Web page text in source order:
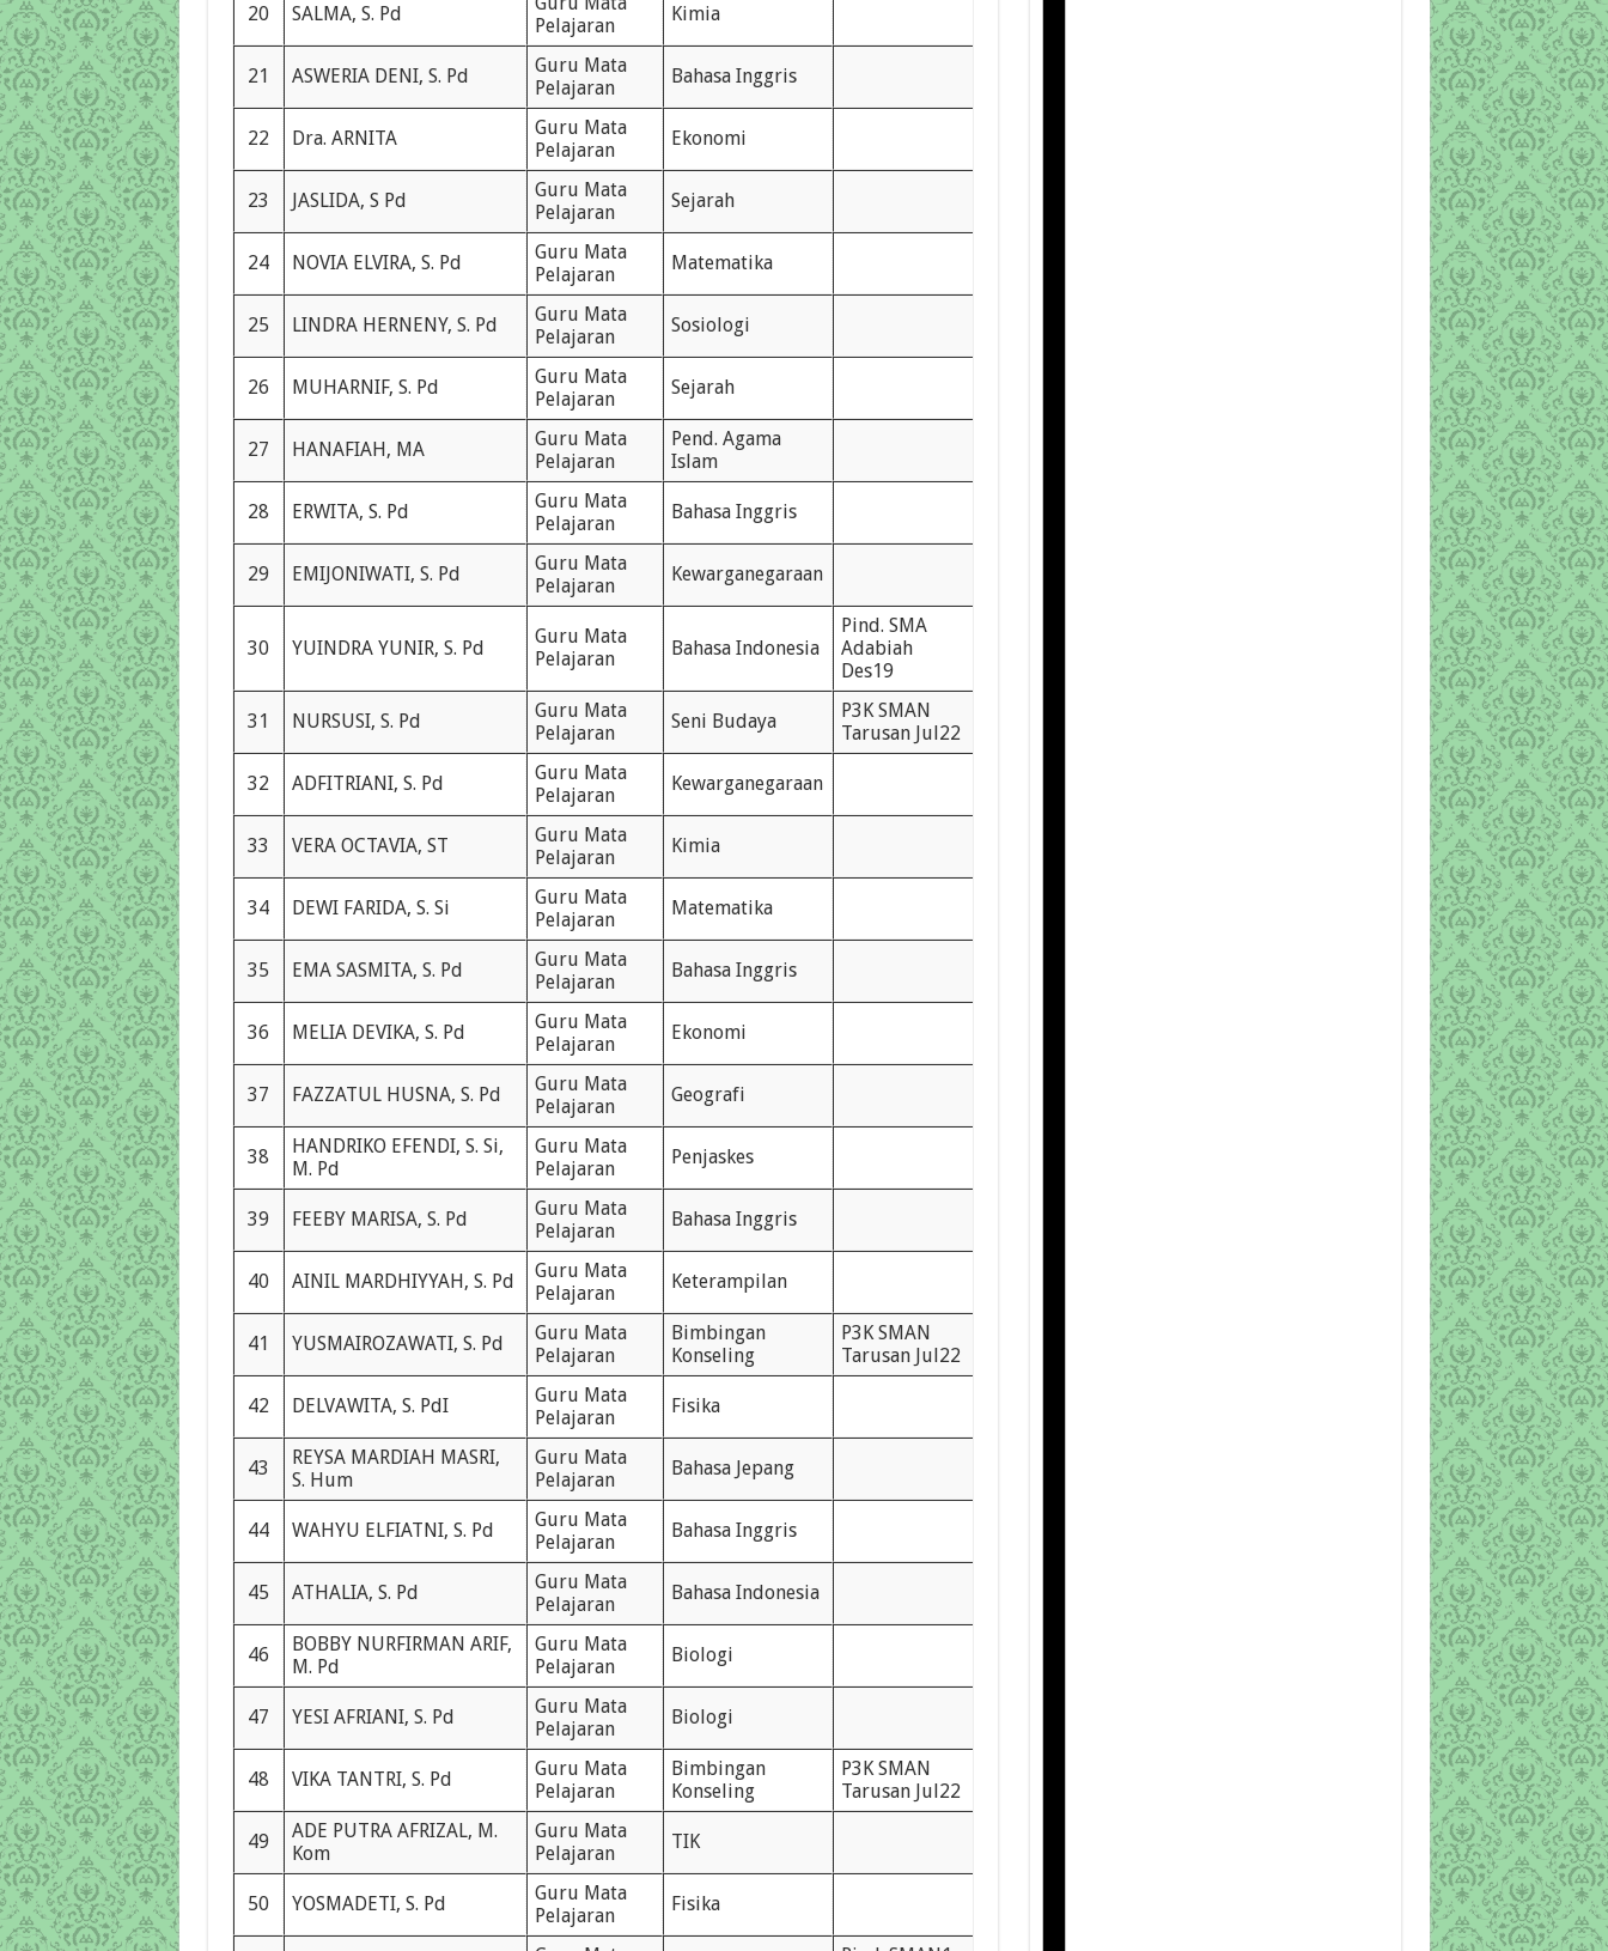
20 SALMA, S. Pd
Pelajaran
Kimia
21 ASWERIA DENI, S. Pd
Guru Mata
Pelajaran
Bahasa Inggris
22 Dra. ARNITA
Guru Mata
Pelajaran
Ekonomi
23 JASLIDA, S Pd
Guru Mata
Pelajaran
Sejarah
24 NOVIA ELVIRA, S. Pd
Guru Mata
Pelajaran
Matematika
25 LINDRA HERNENY, S. Pd
Guru Mata
Pelajaran
Sosiologi
26 MUHARNIF, S. Pd
Guru Mata
Pelajaran
Sejarah
27 HANAFIAH, MA
Guru Mata
Pelajaran
Pend. Agama
Islam
28 ERWITA, S. Pd
Guru Mata
Pelajaran
Bahasa Inggris
29 EMIJONIWATI, S. Pd
Guru Mata
Pelajaran
Kewarganegaraan
30 YUINDRA YUNIR, S. Pd
Guru Mata
Pelajaran
Bahasa Indonesia
Pind. SMA
Adabiah
Des19
31 NURSUSI, S. Pd
Guru Mata
Pelajaran
Seni Budaya
P3K SMAN
Tarusan Jul22
32 ADFITRIANI, S. Pd
Guru Mata
Pelajaran
Kewarganegaraan
33 VERA OCTAVIA, ST
Guru Mata
Pelajaran
Kimia
34 DEWI FARIDA, S. Si
Guru Mata
Pelajaran
Matematika
35 EMA SASMITA, S. Pd
Guru Mata
Pelajaran
Bahasa Inggris
36 MELIA DEVIKA, S. Pd
Guru Mata
Pelajaran
Ekonomi
37 FAZZATUL HUSNA, S. Pd
Guru Mata
Pelajaran
Geografi
38
HANDRIKO EFENDI, S. Si,
M. Pd
Guru Mata
Pelajaran
Penjaskes
39 FEEBY MARISA, S. Pd
Guru Mata
Pelajaran
Bahasa Inggris
40 AINIL MARDHIYYAH, S. Pd
Guru Mata
Pelajaran
Keterampilan
41 YUSMAIROZAWATI, S. Pd
Guru Mata
Pelajaran
Bimbingan
Konseling
P3K SMAN
Tarusan Jul22
42 DELVAWITA, S. PdI
Guru Mata
Pelajaran
Fisika
43
REYSA MARDIAH MASRI,
S. Hum
Guru Mata
Pelajaran
Bahasa Jepang
44 WAHYU ELFIATNI, S. Pd
Guru Mata
Pelajaran
Bahasa Inggris
45 ATHALIA, S. Pd
Guru Mata
Pelajaran
Bahasa Indonesia
46
BOBBY NURFIRMAN ARIF,
M. Pd
Guru Mata
Pelajaran
Biologi
47 YESI AFRIANI, S. Pd
Guru Mata
Pelajaran
Biologi
48 VIKA TANTRI, S. Pd
Guru Mata
Pelajaran
Bimbingan
Konseling
P3K SMAN
Tarusan Jul22
49
ADE PUTRA AFRIZAL, M.
Kom
Guru Mata
Pelajaran
TIK
50 YOSMADETI, S. Pd
Guru Mata
Pelajaran
Fisika